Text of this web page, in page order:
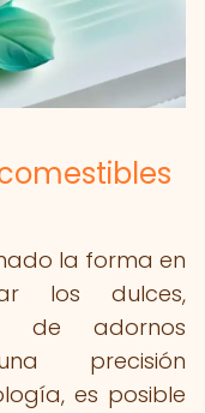
la forma en
los dulces,
de adornos
precisión
es posible